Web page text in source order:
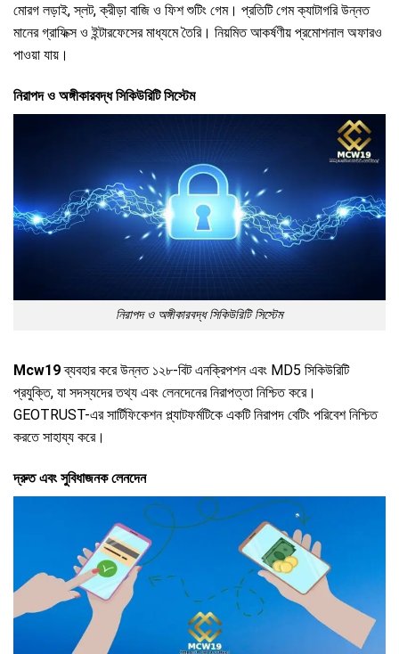
মোরগ লড়াই, স্লট, ক্রীড়া বাজি ও ফিশ শুটিং গেম। প্রতিটি গেম ক্যাটাগরি উন্নত
মানের গ্রাফিক্স ও ইন্টারফেসের মাধ্যমে তৈরি। নিয়মিত আকর্ষণীয় প্রমোশনাল অফারও
পাওয়া যায়।
নিরাপদ ও অঙ্গীকারবদ্ধ সিকিউরিটি সিস্টেম
নিরাপদ ও অঙ্গীকারবদ্ধ সিকিউরিটি সিস্টেম
Mcw19ব্যবহার করে উন্নত ১২৮-বিট এনক্রিপশন এবং MD5 সিকিউরিটি
প্রযুক্তি, যা সদস্যদের তথ্য এবং লেনদেনের নিরাপত্তা নিশ্চিত করে।
GEOTRUST-এর সার্টিফিকেশন প্ল্যাটফর্মটিকে একটি নিরাপদ বেটিং পরিবেশ নিশ্চিত
করতে সাহায্য করে।
দ্রুত এবং সুবিধাজনক লেনদেন